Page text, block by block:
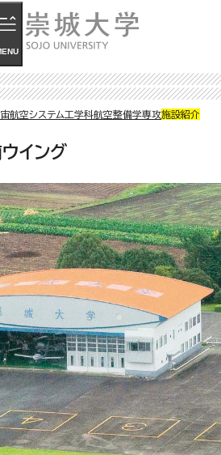
リンク
航空システム工学科航空整備学専攻施設紹介
イング